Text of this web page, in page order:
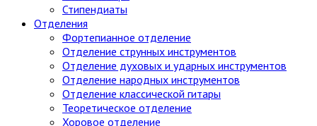
Стипендиаты
Отделения
Фортепианное отделение
Отделение струнных инструментов
Отделение духовых и ударных инструментов
Отделение народных инструментов
Отделение классической гитары
Теоретическое отделение
Хоровое отделение